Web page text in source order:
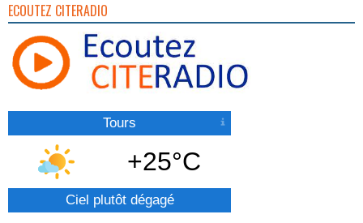
ECOUTEZ CITERADIO
Tours
+25°C
Ciel plutôt dégagé